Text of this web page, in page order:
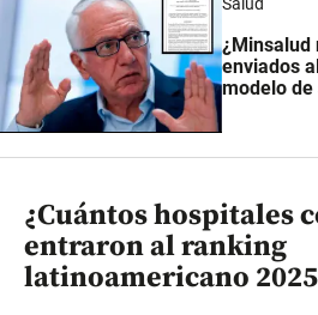
Salud
¿Minsalud
enviados
modelo de
¿Cuántos hospitales
entraron al ranking
latinoamericano